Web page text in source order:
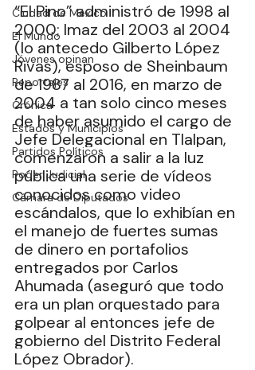
Ciudad de México
El Mundo
Jóvenes opinan
Reportajes
Crónica
Estados y Municipios
Partidos Políticos
Poder Judicial
Cámara de Diputados
“El Pino” administró de 1998 al
2000; Imaz del 2003 al 2004
(lo antecedo Gilberto López
Rivas), esposo de Sheinbaum
de 1987 al 2016, en marzo de
2004 a tan solo cinco meses
de haber asumido el cargo de
Jefe Delegacional en Tlalpan,
comenzaron a salir a la luz
pública una serie de vídeos
conocidos como video
escándalos, que lo exhibían en
el manejo de fuertes sumas
de dinero en portafolios
entregados por Carlos
Ahumada (aseguró que todo
era un plan orquestado para
golpear al entonces jefe de
gobierno del Distrito Federal
López Obrador).